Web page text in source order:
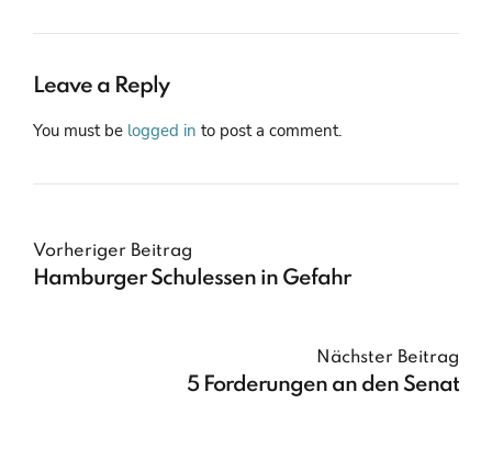
Leave a Reply
You must be logged in to post a comment.
Vorheriger Beitrag
Hamburger Schulessen in Gefahr
Nächster Beitrag
5 Forderungen an den Senat